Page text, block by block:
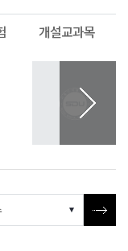
개설교과목